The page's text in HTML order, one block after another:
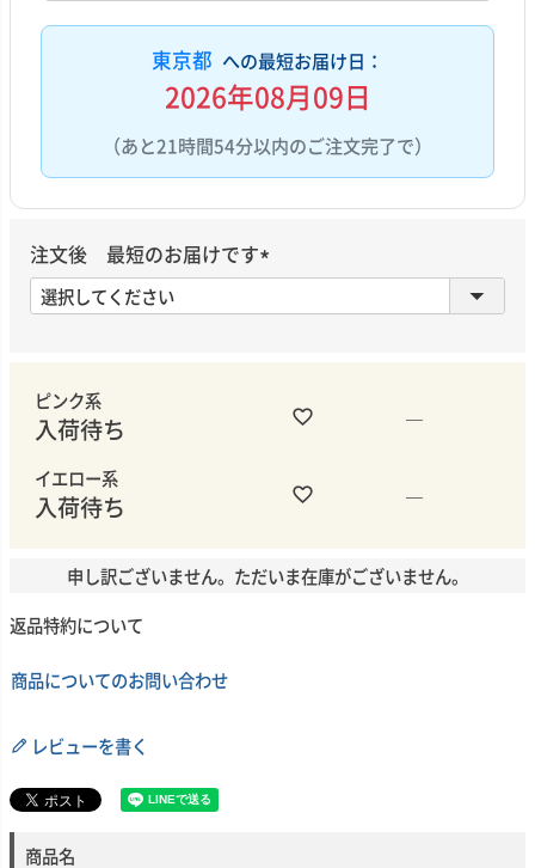
東京都 への最短お届け日：
2026年08月09日
（あと21時間54分以内のご注文完了で）
注文後 最短のお届けです
必
ピンク系
入荷待ち —
イエロー系
入荷待ち —
申し訳ございません。ただいま在庫がございません。
返品特約について
商品についてのお問い合わせ
レビューを書く
商品名